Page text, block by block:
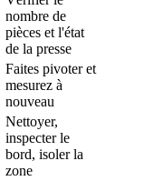
nombre de
pièces et l'état
de la presse
Faites pivoter et
mesurez à
nouveau
Nettoyer,
inspecter le
bord, isoler la
zone